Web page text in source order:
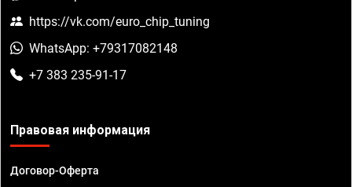
https://vk.com/euro_chip_tuning
WhatsApp: +79317082148
+7 383 235-91-17
Правовая информация
Договор-Оферта